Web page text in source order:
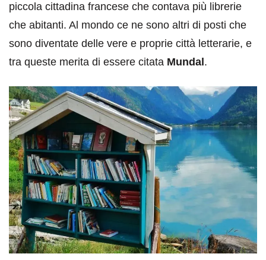
piccola cittadina francese che contava più librerie
che abitanti. Al mondo ce ne sono altri di posti che
sono diventate delle vere e proprie città letterarie, e
tra queste merita di essere citata Mundal .